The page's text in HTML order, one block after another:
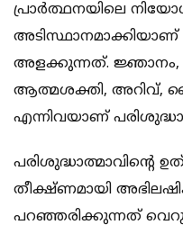
പ്രാര്‍ത്ഥനയിലെ
അളക്കുന്നത്.
ആത്മശക്തി, അറിവ്,
എന്നിവയാണ്
പരിശുദ്ധാത്മാവിന്റെ
തീക്ഷ്ണമായി
പറഞ്ഞരിക്കുന്നത്